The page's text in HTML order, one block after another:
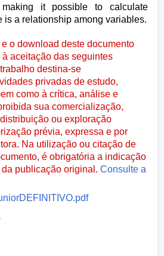
it possible to calculate
is a relationship among variables.
o download deste documento
aceitação das seguintes
destina-se
privadas de estudo,
como à crítica, análise e
sua comercialização,
ou exploração
prévia, expressa e por
Na utilização ou citação de
é obrigatória a indicação
da publicação original.Consulte a